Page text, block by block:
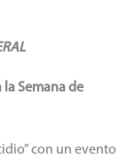
Semana de
con un evento